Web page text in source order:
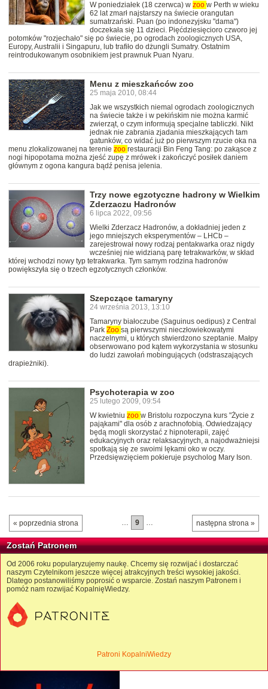
W poniedziałek (18 czerwca) w zoo w Perth w wieku
62 lat zmarł najstarszy na świecie orangutan
sumatrzański. Puan (po indonezyjsku "dama")
doczekała się 11 dzieci. Pięćdziesięcioro czworo jej
potomków "rozjechało" się po świecie, po ogrodach zoologicznych USA,
Europy, Australii i Singapuru, lub trafiło do dżungli Sumatry. Ostatnim
reintrodukowanym osobnikiem jest prawnuk Puan Nyaru.
Menu z mieszkańców zoo
25 maja 2010, 08:44
Jak we wszystkich niemal ogrodach zoologicznych
na świecie także i w pekińskim nie można karmić
zwierząt, o czym informują specjalne tabliczki. Nikt
jednak nie zabrania zjadania mieszkających tam
gatunków, co widać już po pierwszym rzucie oka na
menu zlokalizowanej na terenie zoo restauracji Bin Feng Tang: po zakąsce z
nogi hipopotama można zjeść zupę z mrówek i zakończyć posiłek daniem
głównym z ogona kangura bądź penisa jelenia.
Trzy nowe egzotyczne hadrony w Wielkim
Zderzaczu Hadronów
6 lipca 2022, 09:56
Wielki Zderzacz Hadronów, a dokładniej jeden z
jego mniejszych eksperymentów – LHCb –
zarejestrował nowy rodzaj pentakwarka oraz nigdy
wcześniej nie widzianą parę tetrakwarków, w skład
której wchodzi nowy typ tetrakwarka. Tym samym rodzina hadronów
powiększyła się o trzech egzotycznych członków.
Szepczące tamaryny
24 września 2013, 13:10
Tamaryny białoczube (Saguinus oedipus) z Central
Park Zoo są pierwszymi nieczłowiekowatymi
naczelnymi, u których stwierdzono szeptanie. Małpy
obserwowano pod kątem wykorzystania w stosunku
do ludzi zawołań mobingujących (odstraszających
drapieżniki).
Psychoterapia w zoo
25 lutego 2009, 09:54
W kwietniu zoo w Bristolu rozpoczyna kurs "Życie z
pająkami" dla osób z arachnofobią. Odwiedzający
będą mogli skorzystać z hipnoterapii, zajęć
edukacyjnych oraz relaksacyjnych, a najodważniejsi
spotkają się ze swoimi lękami oko w oczy.
Przedsięwzięciem pokieruje psycholog Mary Ison.
« poprzednia strona następna strona »
… 9 …
Zostań Patronem
Od 2006 roku popularyzujemy naukę. Chcemy się rozwijać i dostarczać
naszym Czytelnikom jeszcze więcej atrakcyjnych treści wysokiej jakości.
Dlatego postanowiliśmy poprosić o wsparcie. Zostań naszym Patronem i
pomóż nam rozwijać KopalnięWiedzy.
Patroni KopalniWiedzy